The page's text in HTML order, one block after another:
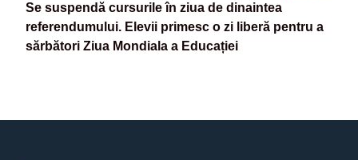
Se suspendă cursurile în ziua de dinaintea
referendumului. Elevii primesc o zi liberă pentru a
sărbători Ziua Mondiala a Educației